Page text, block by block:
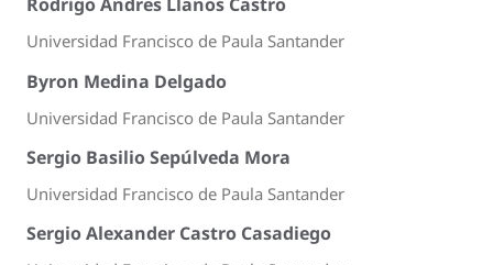
Universidad Francisco de Paula Santander
Byron Medina Delgado
Universidad Francisco de Paula Santander
Sergio Basilio Sepúlveda Mora
Universidad Francisco de Paula Santander
Sergio Alexander Castro Casadiego